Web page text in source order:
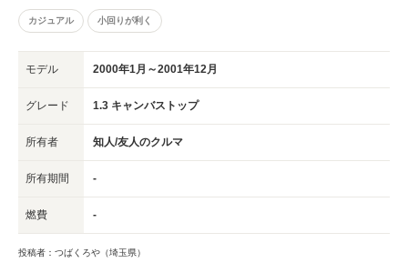
カジュアル 小回りが利く
モデル 2000年1月～2001年12月
グレード 1.3 キャンバストップ
所有者 知人/友人のクルマ
所有期間 -
燃費 -
投稿者：つばくろや（埼玉県）